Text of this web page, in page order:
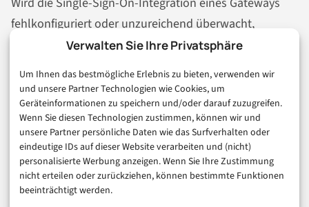
Verwalten Sie Ihre Privatsphäre
Um Ihnen das bestmögliche Erlebnis zu bieten, verwenden wir
und unsere Partner Technologien wie Cookies, um
Geräteinformationen zu speichern und/oder darauf zuzugreifen.
Wenn Sie diesen Technologien zustimmen, können wir und
unsere Partner persönliche Daten wie das Surfverhalten oder
eindeutige IDs auf dieser Website verarbeiten und (nicht)
personalisierte Werbung anzeigen. Wenn Sie Ihre Zustimmung
nicht erteilen oder zurückziehen, können bestimmte Funktionen
beeinträchtigt werden.
fehlkonfiguriert oder unzureichend überwacht,
entsteht ein Einfallstor für Rechteausweitung direkt
einrichtet, sollte diese also mit derselben Sorgfalt
testen und überwachen wie jede andere kritische
Zugriffskontrolle im Unternehmen – nicht als
Komfortfunktion nebenbei.
Für Administratoren bedeutet das in der Praxis: